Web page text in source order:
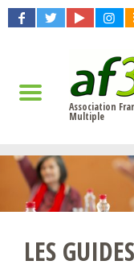
Association
Multiple
LES